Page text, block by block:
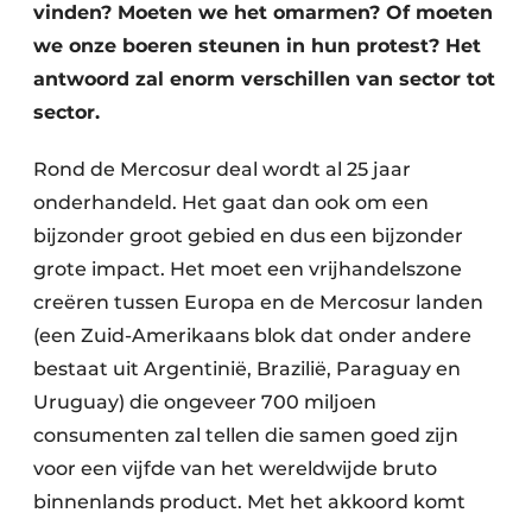
vinden? Moeten we het omarmen? Of moeten
we onze boeren steunen in hun protest? Het
antwoord zal enorm verschillen van sector tot
sector.
Rond de Mercosur deal wordt al 25 jaar
onderhandeld. Het gaat dan ook om een
bijzonder groot gebied en dus een bijzonder
grote impact. Het moet een vrijhandelszone
creëren tussen Europa en de Mercosur landen
(een Zuid-Amerikaans blok dat onder andere
bestaat uit Argentinië, Brazilië, Paraguay en
Uruguay) die ongeveer 700 miljoen
consumenten zal tellen die samen goed zijn
voor een vijfde van het wereldwijde bruto
binnenlands product. Met het akkoord komt